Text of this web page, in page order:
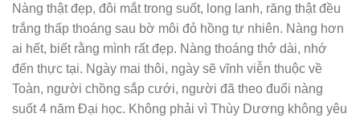
Nàng thật đẹp, đôi mắt trong suốt, long lanh, răng thật đều
trắng thấp thoáng sau bờ môi đỏ hồng tự nhiên. Nàng hơn
ai hết, biết rằng mình rất đẹp. Nàng thoáng thở dài, nhớ
đến thực tại. Ngày mai thôi, ngày sẽ vĩnh viễn thuộc về
Toàn, người chồng sắp cưới, người đã theo đuổi nàng
suốt 4 năm Đại học. Không phải vì Thùy Dương không yêu